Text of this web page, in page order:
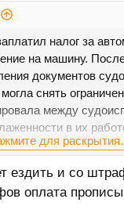
налог за
на машину.
документов
снять
между
в их
приставы так
для
ездить и со
оплата